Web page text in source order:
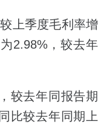
上季度毛利率增
2.98%，较去年
较去年同报告期
比较去年同期上